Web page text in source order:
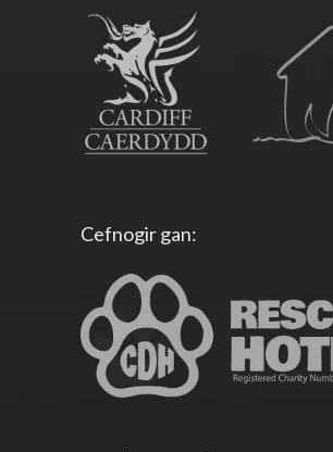
Cefnogir gan: